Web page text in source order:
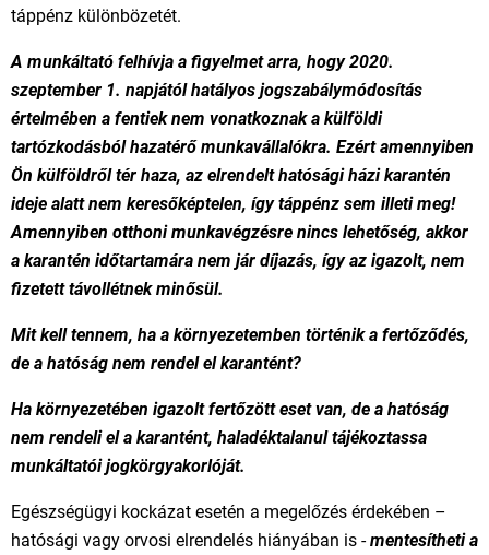
táppénz különbözetét.
A munkáltató felhívja a figyelmet arra, hogy 2020.
szeptember 1. napjától hatályos jogszabálymódosítás
értelmében a fentiek nem vonatkoznak a külföldi
tartózkodásból hazatérő munkavállalókra. Ezért amennyiben
Ön külföldről tér haza, az elrendelt hatósági házi karantén
ideje alatt nem keresőképtelen, így táppénz sem illeti meg!
Amennyiben otthoni munkavégzésre nincs lehetőség, akkor
a karantén időtartamára nem jár díjazás, így az igazolt, nem
fizetett távollétnek minősül.
Mit kell tennem, ha a környezetemben történik a fertőződés,
de a hatóság nem rendel el karantént?
Ha környezetében igazolt fertőzött eset van, de a hatóság
nem rendeli el a karantént, haladéktalanul tájékoztassa
munkáltatói jogkörgyakorlóját.
Egészségügyi kockázat esetén a megelőzés érdekében –
hatósági vagy orvosi elrendelés hiányában is -mentesítheti a